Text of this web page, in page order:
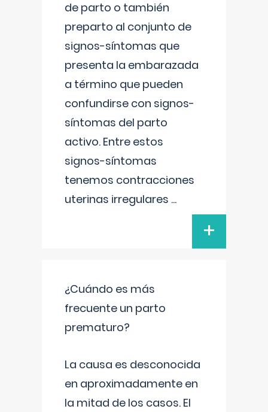
de parto o también
preparto al conjunto de
signos-síntomas que
presenta la embarazada
a término que pueden
confundirse con signos-
síntomas del parto
activo. Entre estos
signos-síntomas
tenemos contracciones
uterinas irregulares ...
+
¿Cuándo es más
frecuente un parto
prematuro?
La causa es desconocida
en aproximadamente en
la mitad de los casos. El